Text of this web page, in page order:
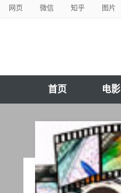
网页 微信 知乎 图片
首页 电影